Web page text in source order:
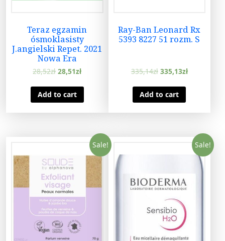
Teraz egzamin
ósmoklasisty
J.angielski Repet. 2021
Nowa Era
28,52zł 28,51zł
Add to cart
Ray-Ban Leonard Rx
5393 8227 51 rozm. S
335,14zł 335,13zł
Add to cart
Sale! Sale!